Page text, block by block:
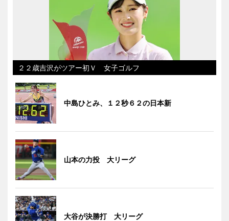
２２歳吉沢がツアー初Ｖ 女子ゴルフ
中島ひとみ、１２秒６２の日本新
山本の力投 大リーグ
大谷が決勝打 大リーグ